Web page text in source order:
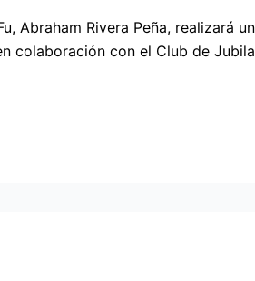
Abraham Rivera Peña, realizará
colaboración con el Club de